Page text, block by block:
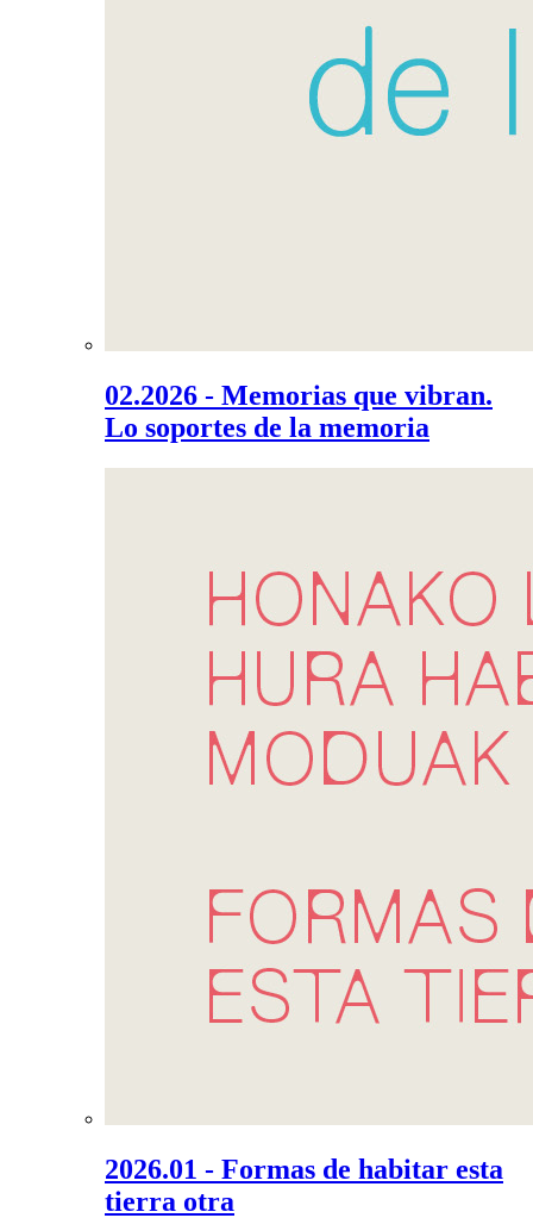
02.2026 - Memorias que vibran.
Lo soportes de la memoria
2026.01 - Formas de habitar esta
tierra otra